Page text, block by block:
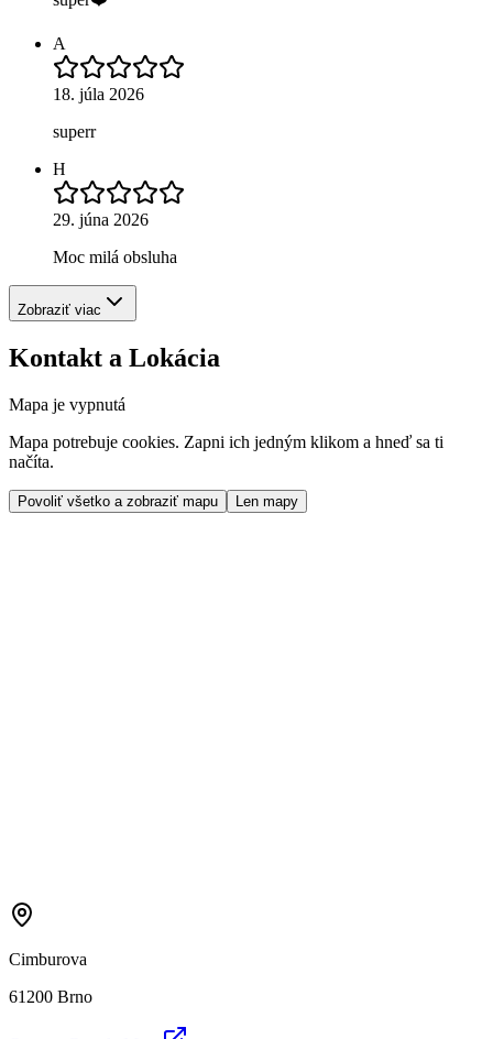
A
18. júla 2026
superr
H
29. júna 2026
Moc milá obsluha
Zobraziť viac
Kontakt a Lokácia
Mapa je vypnutá
Mapa potrebuje cookies. Zapni ich jedným klikom a hneď sa ti
načíta.
Povoliť všetko a zobraziť mapu Len mapy
Cimburova
61200 Brno